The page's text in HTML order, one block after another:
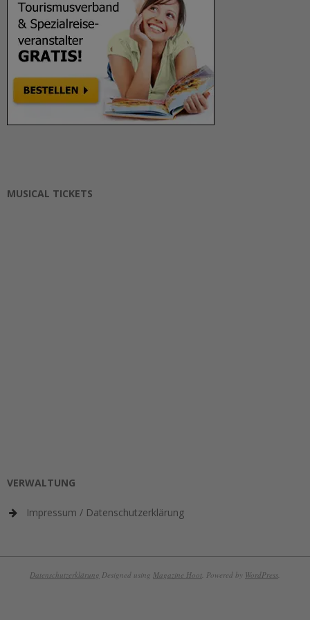
MUSICAL TICKETS
VERWALTUNG
Impressum / Datenschutzerklärung
Datenschutzerklärung Designed using Magazine Hoot . Powered by WordPress